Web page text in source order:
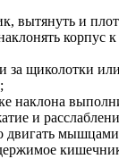
вытянуть и
корпус
за щиколотки
наклона
и
двигать